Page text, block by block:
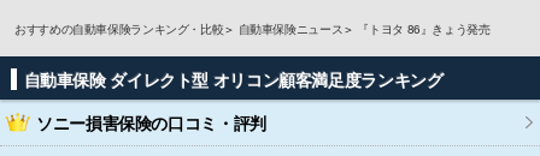
おすすめの自動車保険ランキング・比較 自動車保険ニュース 『トヨタ 86』きょう発売
自動車保険 ダイレクト型 オリコン顧客満足度ランキング
ソニー損害保険の口コミ・評判